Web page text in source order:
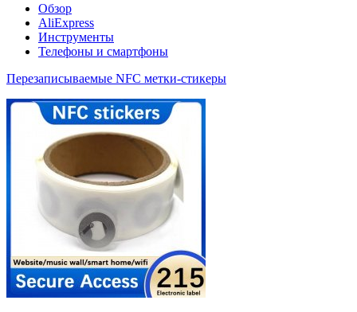
Обзор
AliExpress
Инструменты
Телефоны и смартфоны
Перезаписываемые NFC метки-стикеры